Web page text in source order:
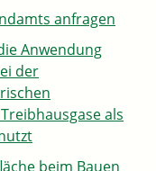
anfragen
Anwendung
der
als
beim Bauen